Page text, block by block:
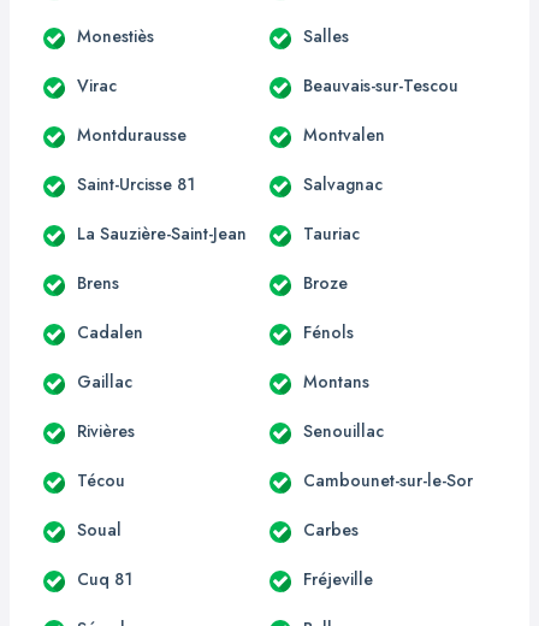
Monestiès Salles
Virac Beauvais-sur-Tescou
Montdurausse Montvalen
Saint-Urcisse 81 Salvagnac
La Sauzière-Saint-Jean Tauriac
Brens Broze
Cadalen Fénols
Gaillac Montans
Rivières Senouillac
Técou Cambounet-sur-le-Sor
Soual Carbes
Cuq 81 Fréjeville